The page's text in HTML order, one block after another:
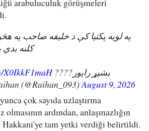
arabuluculuk görüşmeleri
په لویه پکتیا کې د خلیفه صاحب په
کلنه
بشپړ راپور????X0IkkF1maH
(@Raihan_093)August 9, 2026
çok sayıda uzlaştırma
olmasının ardından, anlaşmazlığın
Hakkani'ye tam yetki verdiği belirtildi.